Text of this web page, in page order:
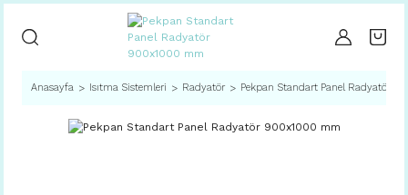
Anasayfa Isıtma Sistemleri Radyatör Pekpan Standart Panel Radyatör